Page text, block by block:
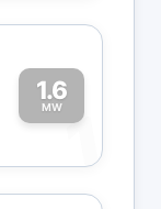
1.6
MW1